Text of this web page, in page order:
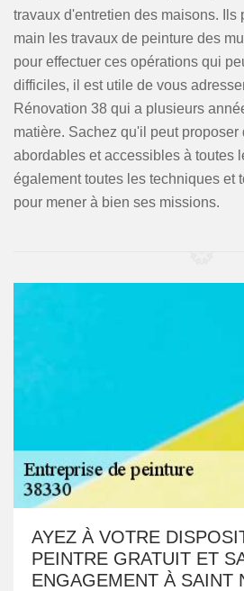
travaux d'entretien des maisons. Ils
main les travaux de peinture des
pour effectuer ces opérations qui
difficiles, il est utile de vous
Rénovation 38 qui a plusieurs
matière. Sachez qu'il peut proposer
abordables et accessibles à toutes
également toutes les techniques et
pour mener à bien ses missions.
AYEZ À VOTRE
PEINTRE GRATUIT ET
ENGAGEMENT À SAINT